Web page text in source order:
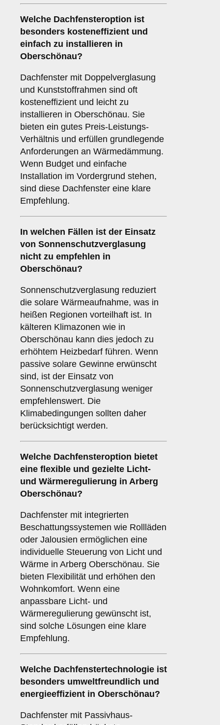
Welche Dachfensteroption ist
besonders kosteneffizient und
einfach zu installieren in
Oberschönau?
Dachfenster mit Doppelverglasung
und Kunststoffrahmen sind oft
kosteneffizient und leicht zu
installieren in Oberschönau. Sie
bieten ein gutes Preis-Leistungs-
Verhältnis und erfüllen grundlegende
Anforderungen an Wärmedämmung.
Wenn Budget und einfache
Installation im Vordergrund stehen,
sind diese Dachfenster eine klare
Empfehlung.
In welchen Fällen ist der Einsatz
von Sonnenschutzverglasung
nicht zu empfehlen in
Oberschönau?
Sonnenschutzverglasung reduziert
die solare Wärmeaufnahme, was in
heißen Regionen vorteilhaft ist. In
kälteren Klimazonen wie in
Oberschönau kann dies jedoch zu
erhöhtem Heizbedarf führen. Wenn
passive solare Gewinne erwünscht
sind, ist der Einsatz von
Sonnenschutzverglasung weniger
empfehlenswert. Die
Klimabedingungen sollten daher
berücksichtigt werden.
Welche Dachfensteroption bietet
eine flexible und gezielte Licht-
und Wärmeregulierung in Arberg
Oberschönau?
Dachfenster mit integrierten
Beschattungssystemen wie Rollläden
oder Jalousien ermöglichen eine
individuelle Steuerung von Licht und
Wärme in Arberg Oberschönau. Sie
bieten Flexibilität und erhöhen den
Wohnkomfort. Wenn eine
anpassbare Licht- und
Wärmeregulierung gewünscht ist,
sind solche Lösungen eine klare
Empfehlung.
Welche Dachfenstertechnologie ist
besonders umweltfreundlich und
energieeffizient in Oberschönau?
Dachfenster mit Passivhaus-